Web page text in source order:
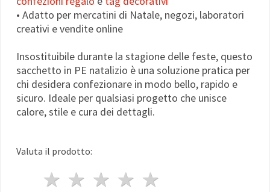
• Adatto per mercatini di Natale, negozi, laboratori
creativi e vendite online
Insostituibile durante la stagione delle feste, questo
sacchetto in PE natalizio è una soluzione pratica per
chi desidera confezionare in modo bello, rapido e
sicuro. Ideale per qualsiasi progetto che unisce
calore, stile e cura dei dettagli.
Valuta il prodotto:
4 stelle
3 stelle
2 stelle
1 stella